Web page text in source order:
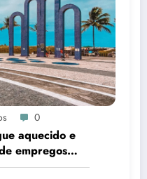
0
aquecido e
empregos